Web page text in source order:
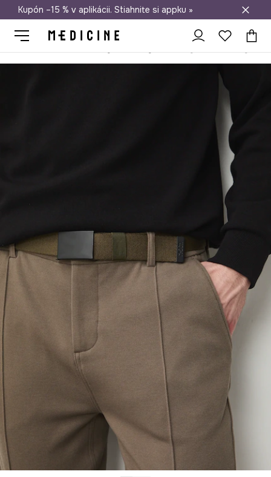
Doprava zadarmo od 50 €
Kupón –15 % v aplikácii. Stiahnite si appku »